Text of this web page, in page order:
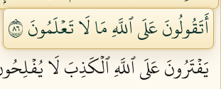
أَتَقُولُونَ عَلَى ٱللَّهِ مَا لَا تَعۡلَمُونَ ٦٨
يَفۡتَرُونَ عَلَى ٱللَّهِ ٱلۡكَذِبَ لَا يُفۡلِحُونَ